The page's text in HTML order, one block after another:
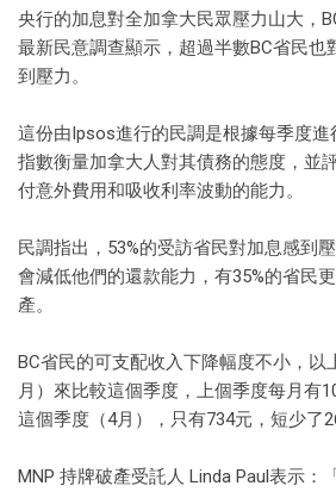
央行的加息對全加拿大民眾壓力山大，
最新民意調查顯示，超過半數BC省民也
到壓力。
這份由Ipsos進行的民調是根據每季度進
指數衡量加拿大人對其債務的態度，並
付意外費用和吸收利率波動的能力。
民調指出，53%的受訪省民對加息感到
會減低他們的還款能力，有35%的省民
產。
BC省民的可支配收入下降幅度不小，以
月）來比較這個季度，上個季度每月有
這個季度（4月），只有734元，短少了
MNP 持牌破產受託人 Linda Paul表示：